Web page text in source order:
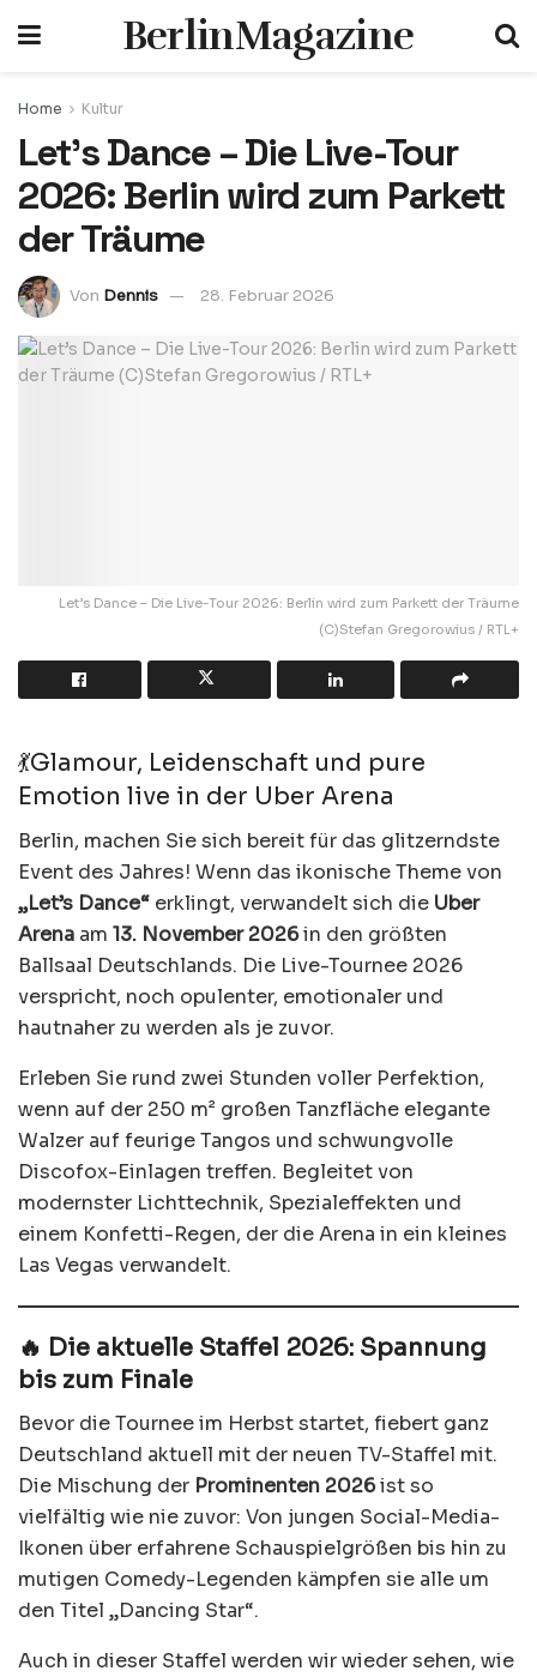
BerlinMagazine
Home Kultur
Let’s Dance – Die Live-Tour
2026: Berlin wird zum Parkett
der Träume
Von Dennis 28. Februar 2026
Let’s Dance – Die Live-Tour 2026: Berlin wird zum Parkett der Träume
(C)Stefan Gregorowius / RTL+
💃Glamour, Leidenschaft und pure
Emotion live in der Uber Arena
Berlin, machen Sie sich bereit für das glitzerndste
Event des Jahres! Wenn das ikonische Theme von
„Let’s Dance“ erklingt, verwandelt sich die Uber
Arena am 13. November 2026in den größten
Ballsaal Deutschlands. Die Live-Tournee 2026
verspricht, noch opulenter, emotionaler und
hautnaher zu werden als je zuvor.
Erleben Sie rund zwei Stunden voller Perfektion,
wenn auf der 250 m² großen Tanzfläche elegante
Walzer auf feurige Tangos und schwungvolle
Discofox-Einlagen treffen. Begleitet von
modernster Lichttechnik, Spezialeffekten und
einem Konfetti-Regen, der die Arena in ein kleines
Las Vegas verwandelt.
🔥 Die aktuelle Staffel 2026: Spannung
bis zum Finale
Bevor die Tournee im Herbst startet, fiebert ganz
Deutschland aktuell mit der neuen TV-Staffel mit.
Die Mischung der Prominenten 2026ist so
vielfältig wie nie zuvor: Von jungen Social-Media-
Ikonen über erfahrene Schauspielgrößen bis hin zu
mutigen Comedy-Legenden kämpfen sie alle um
den Titel „Dancing Star“.
Auch in dieser Staffel werden wir wieder sehen, wie